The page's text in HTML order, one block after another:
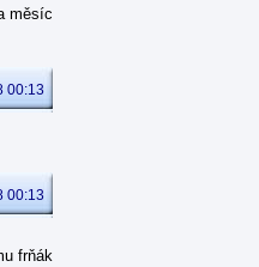
měsíc
00:13
00:13
frňák